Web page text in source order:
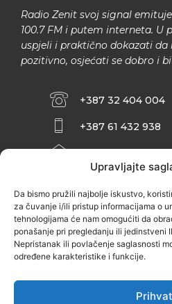
Upravljajte
Da bismo pružili najbolje iskustvo,
za čuvanje i/ili pristup informacijama o
tehnologijama će nam omogućiti da
ponašanje pri pregledanju ili jedinstveni
Nepristanak ili povlačenje saglasnosti
određene karakteristike i funkcije.
Radio Zenit svoj signal
100.7 FM i putem interneta.
uspjeli i praktično dokazati
pozitivno, osjećati se dobro i
+387 32 404 004
+387 61 432 938
INFO@ZENIT.BA
ZENIČANKA, 3.